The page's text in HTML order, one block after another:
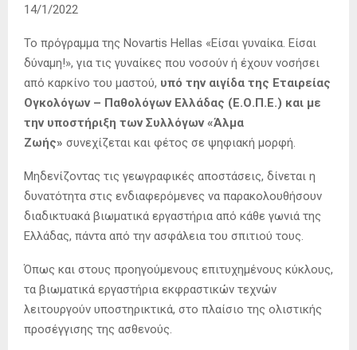
14/1/2022
Το πρόγραμμα της Novartis Hellas «Είσαι γυναίκα. Είσαι
δύναμη!», για τις γυναίκες που νοσούν ή έχουν νοσήσει
από καρκίνο του μαστού, υπό την αιγίδα της Εταιρείας
Ογκολόγων – Παθολόγων Ελλάδας (Ε.Ο.Π.Ε.) και με
την υποστήριξη των Συλλόγων «Άλμα
Ζωής» συνεχίζεται και φέτος σε ψηφιακή μορφή.
Μηδενίζοντας τις γεωγραφικές αποστάσεις, δίνεται η
δυνατότητα στις ενδιαφερόμενες να παρακολουθήσουν
διαδικτυακά βιωματικά εργαστήρια από κάθε γωνιά της
Ελλάδας, πάντα από την ασφάλεια του σπιτιού τους.
Όπως και στους προηγούμενους επιτυχημένους κύκλους,
τα βιωματικά εργαστήρια εκφραστικών τεχνών
λειτουργούν υποστηρικτικά, στο πλαίσιο της ολιστικής
προσέγγισης της ασθενούς.